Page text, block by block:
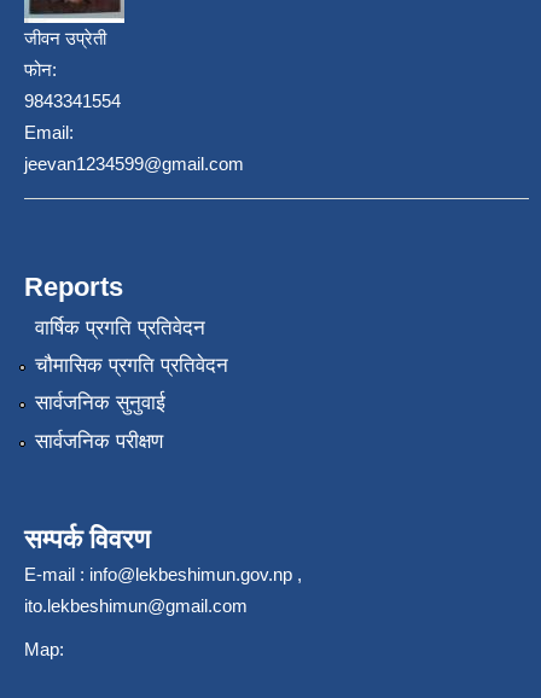
जीवन उप्रेती
फोन:
9843341554
Email:
jeevan1234599@gmail.com
Reports
वार्षिक प्रगति प्रतिवेदन
चौमासिक प्रगति प्रतिवेदन
सार्वजनिक सुनुवाई
सार्वजनिक परीक्षण
सम्पर्क विवरण
E-mail : info@lekbeshimun.gov.np ,
ito.lekbeshimun@gmail.com
Map: